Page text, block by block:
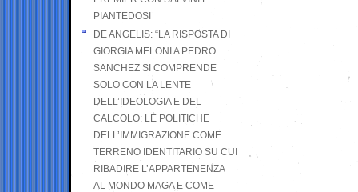
PIANTEDOSI
DE ANGELIS: “LA RISPOSTA DI
GIORGIA MELONI A PEDRO
SANCHEZ SI COMPRENDE
SOLO CON LA LENTE
DELL’IDEOLOGIA E DEL
CALCOLO: LE POLITICHE
DELL’IMMIGRAZIONE COME
TERRENO IDENTITARIO SU CUI
RIBADIRE L’APPARTENENZA
AL MONDO MAGA E COME